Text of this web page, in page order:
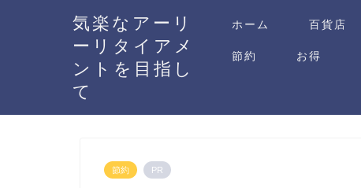
気楽なアーリ
ーリタイアメ
ントを目指し
て
ホーム 百貨店
節約 お得
節約 PR